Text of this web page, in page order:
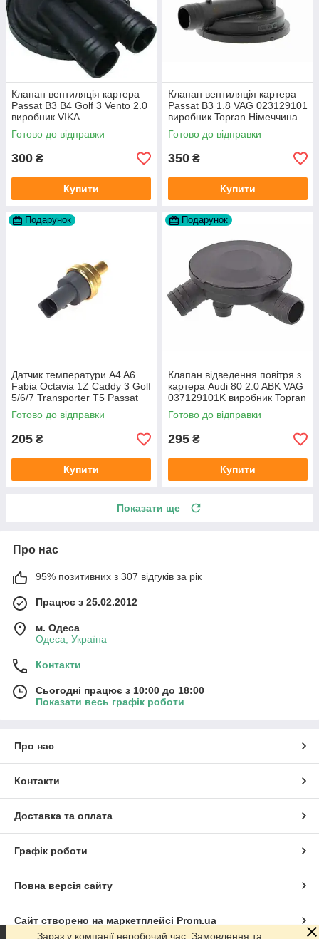
Клапан вентиляція картера
Passat B3 B4 Golf 3 Vento 2.0
виробник VIKA
Готово до відправки
300 ₴
Купити
Клапан вентиляція картера
Passat B3 1.8 VAG 023129101
виробник Topran Німеччина
Готово до відправки
350 ₴
Купити
Подарунок
Датчик температури A4 A6
Fabia Octavia 1Z Caddy 3 Golf
5/6/7 Transporter T5 Passat
B6 (колір сірий)
Готово до відправки
205 ₴
Купити
Подарунок
Клапан відведення повітря з
картера Audi 80 2.0 ABK VAG
037129101K виробник Topran
Німеччина
Готово до відправки
295 ₴
Купити
Показати ще
Про нас
95% позитивних з 307 відгуків за рік
Працює з 25.02.2012
м. Одеса
Одеса, Україна
Контакти
Сьогодні працює з 10:00 до 18:00
Показати весь графік роботи
Про нас
Контакти
Доставка та оплата
Графік роботи
Повна версія сайту
Сайт створено на маркетплейсі Prom.ua
Зараз у компанії неробочий час. Замовлення та